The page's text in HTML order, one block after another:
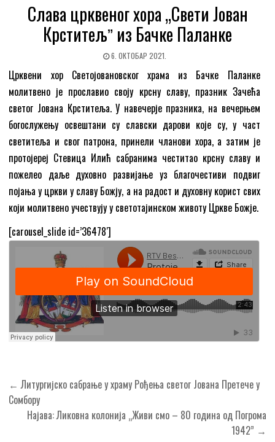
Слава црквеног хора „Свети Јован
Крститељˮ из Бачке Паланке
6. ОКТОБАР 2021.
Црквени хор Светојовановског храма из Бачке Паланке
молитвено је прославио своју крсну славу, празник Зачећа
светог Јована Крститеља. У навечерје празника, на вечерњем
богослужењу освештани су славски дарови које су, у част
светитеља и свог патрона, принели чланови хора, а затим је
протојереј Стевица Илић сабранима честитао крсну славу и
пожелео даље духовно развијање уз благочестиви подвиг
појања у цркви у славу Божју, а на радост и духовну корист свих
који молитвено учествују у светотајинском животу Цркве Божје.
[carousel_slide id=’36478′]
Кретање
чланка
← Литургијско сабрање у храму Рођења светог Јована Претече у
Сомбору
Најава: Ликовна колонија „Живи смо – 80 година од Погрома
1942” →